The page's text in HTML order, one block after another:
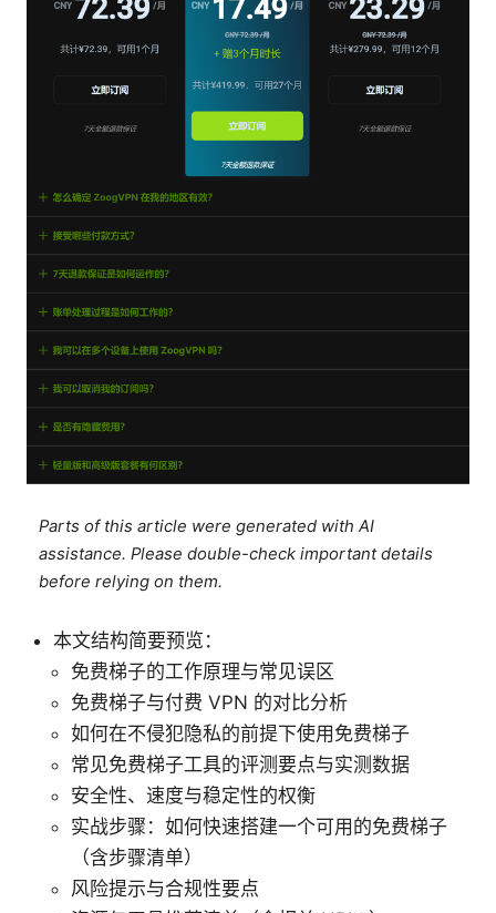
Parts of this article were generated with AI
assistance. Please double-check important details
before relying on them.
本文结构简要预览：
免费梯子的工作原理与常见误区
免费梯子与付费 VPN 的对比分析
如何在不侵犯隐私的前提下使用免费梯子
常见免费梯子工具的评测要点与实测数据
安全性、速度与稳定性的权衡
实战步骤：如何快速搭建一个可用的免费梯子
（含步骤清单）
风险提示与合规性要点